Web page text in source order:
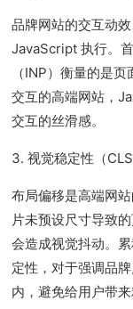
品牌网站的交互动
JavaScript 执行。
（INP）衡量的是
交互的高端网站，
交互的丝滑感。
3. 视觉稳定性（CLS
布局偏移是高端网
片未预设尺寸导致
会造成视觉抖动。
定性，对于强调品
内，避免给用户带